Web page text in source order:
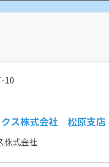
10
クス株式会社 松原支店
株式会社